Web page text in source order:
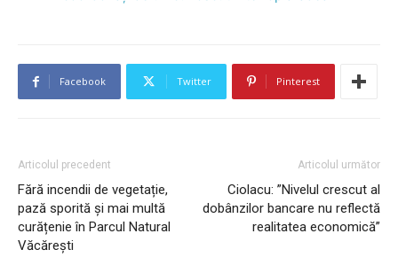
Facebook Twitter Pinterest
Articolul precedent
Fără incendii de vegetație,
pază sporită și mai multă
curățenie în Parcul Natural
Văcărești
Articolul următor
Ciolacu: ”Nivelul crescut al
dobânzilor bancare nu reflectă
realitatea economică”